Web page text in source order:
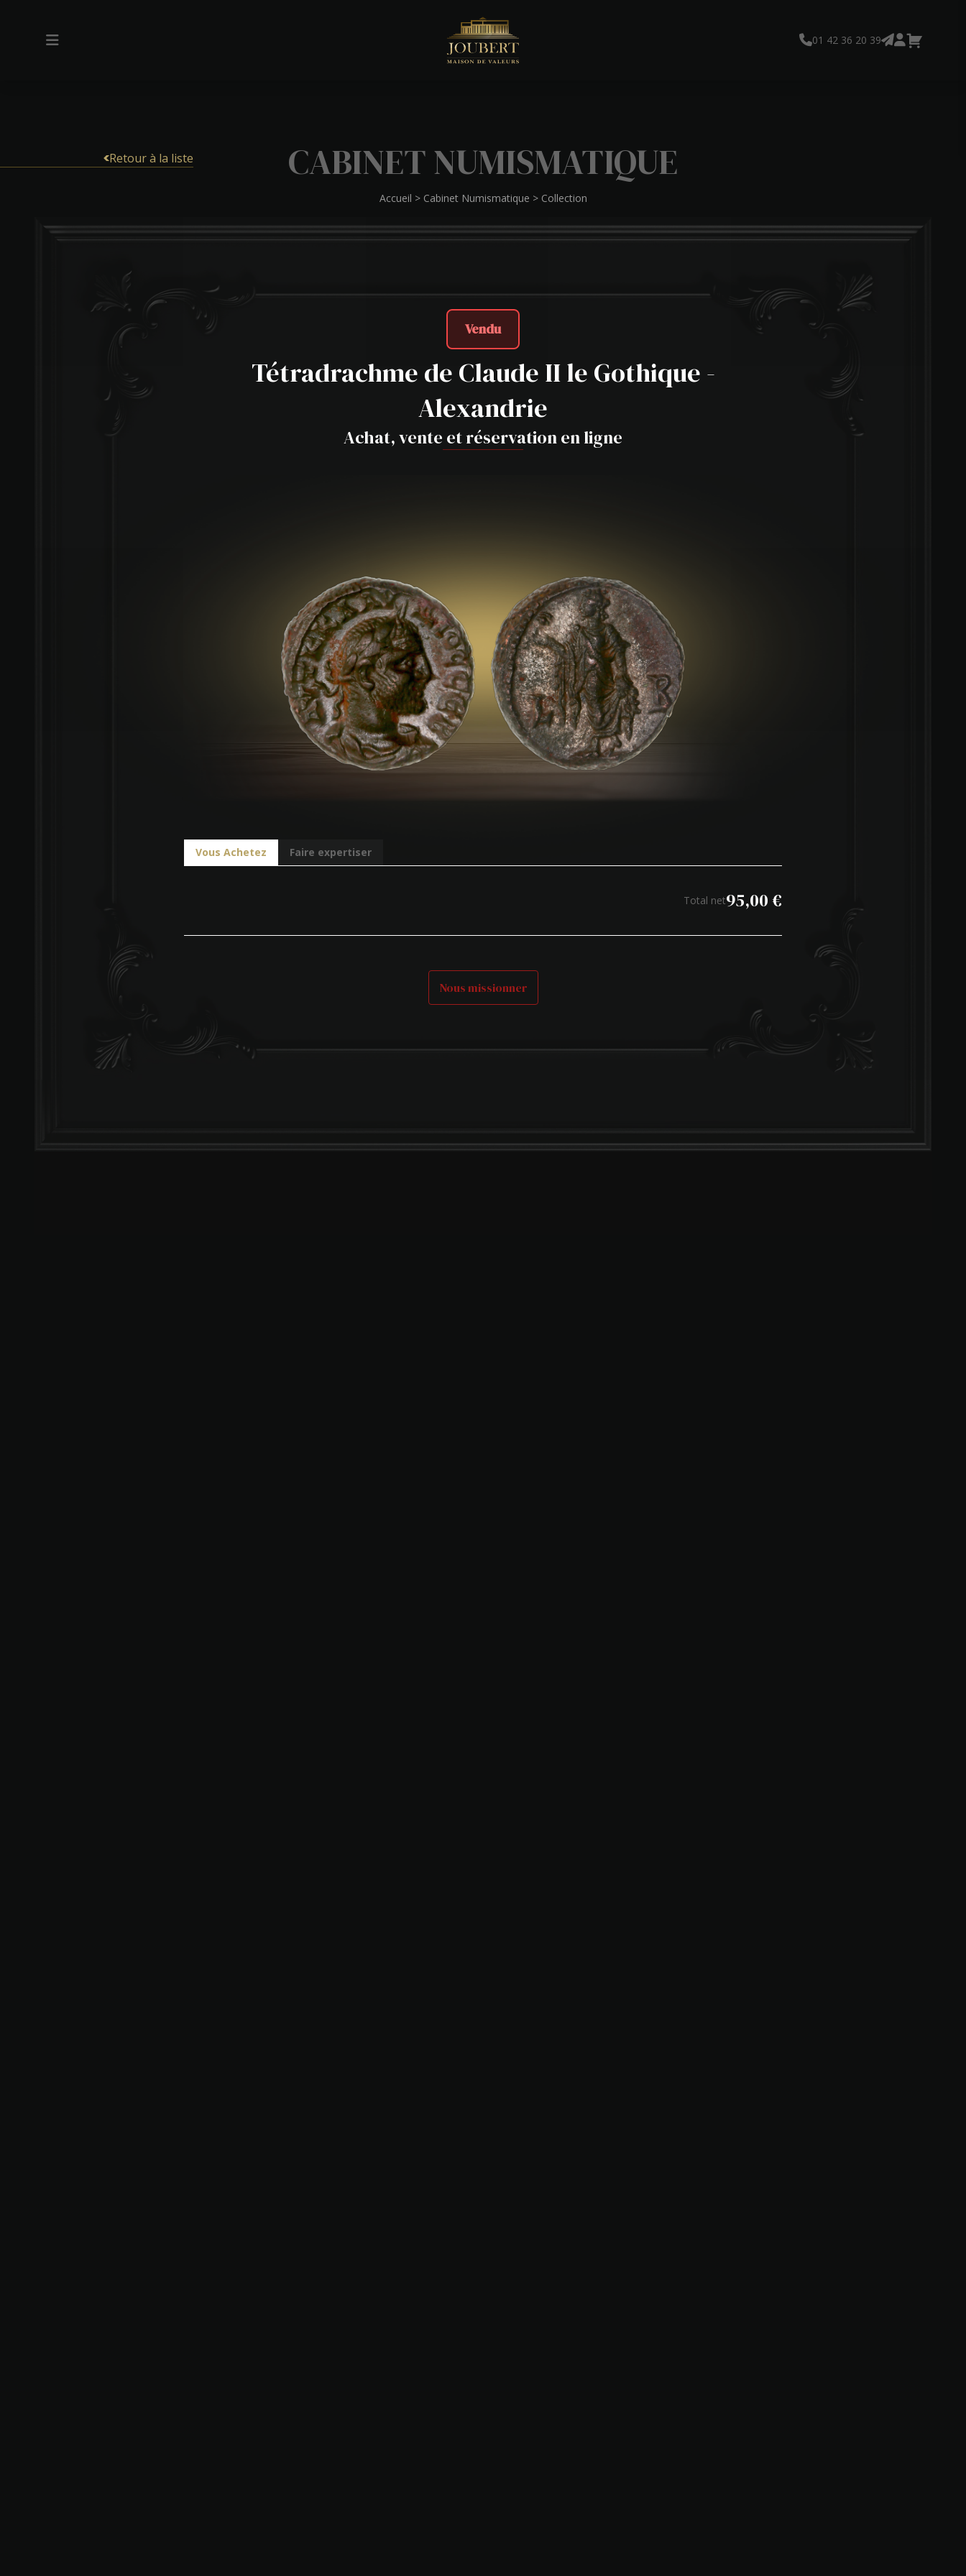
01 42 36 20 39
CABINET NUMISMATIQUE
Accueil > Cabinet Numismatique > Collection
Retour à la liste
Tétradrachme de Claude II le Gothique -
Alexandrie
Achat, vente et réservation en ligne
Vendu
Vous Achetez Faire expertiser
Total net95,00€
Nous missionner